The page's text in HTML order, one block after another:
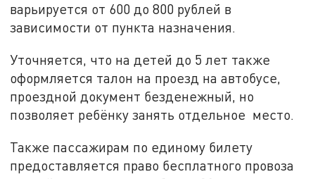
варьируется от 600 до 800 рублей в
зависимости от пункта назначения.
Уточняется, что на детей до 5 лет также
оформляется талон на проезд на автобусе,
проездной документ безденежный, но
позволяет ребёнку занять отдельное место.
Также пассажирам по единому билету
предоставляется право бесплатного провоза